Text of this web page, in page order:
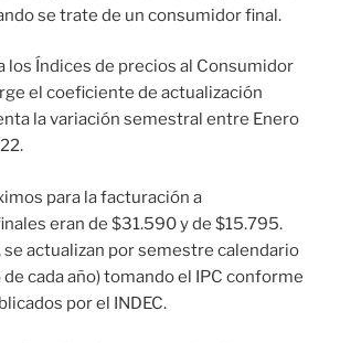
se trate de un consumidor final.
los Índices de precios al Consumidor
el coeficiente de actualización
la variación semestral entre Enero
para la facturación a
eran de $31.590 y de $15.795.
actualizan por semestre calendario
cada año) tomando el IPC conforme
por el INDEC.